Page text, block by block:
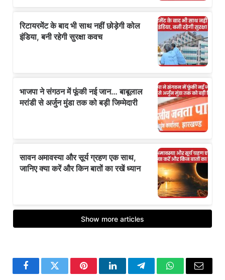
FacebookTwitter PinterestLinkedInTelegramWhatsApp
Email